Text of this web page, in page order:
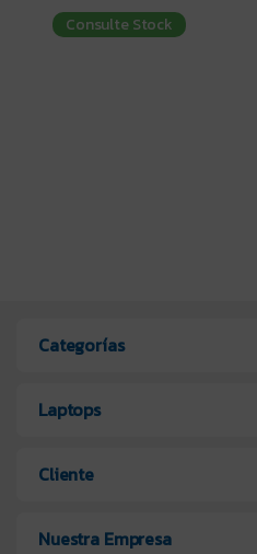
Consulte Stock
Categorías
Laptops
Cliente
Nuestra Empresa